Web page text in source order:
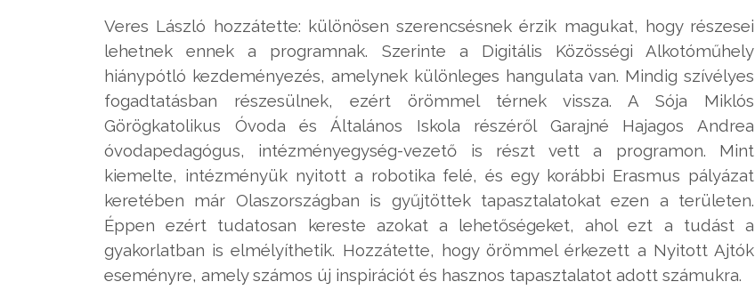
Veres László hozzátette: különösen szerencsésnek érzik magukat, hogy részesei
lehetnek ennek a programnak. Szerinte a Digitális Közösségi Alkotóműhely
hiánypótló kezdeményezés, amelynek különleges hangulata van. Mindig szívélyes
fogadtatásban részesülnek, ezért örömmel térnek vissza. A Sója Miklós
Görögkatolikus Óvoda és Általános Iskola részéről Garajné Hajagos Andrea
óvodapedagógus, intézményegység-vezető is részt vett a programon. Mint
kiemelte, intézményük nyitott a robotika felé, és egy korábbi Erasmus pályázat
keretében már Olaszországban is gyűjtöttek tapasztalatokat ezen a területen.
Éppen ezért tudatosan kereste azokat a lehetőségeket, ahol ezt a tudást a
gyakorlatban is elmélyíthetik. Hozzátette, hogy örömmel érkezett a Nyitott Ajtók
eseményre, amely számos új inspirációt és hasznos tapasztalatot adott számukra.